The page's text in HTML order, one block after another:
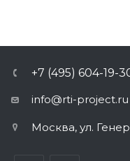
+7 (495) 604-19-
info@rti-project.ru
Москва, ул.